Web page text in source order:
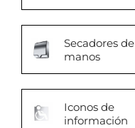
Secadores de
manos
Iconos de
información